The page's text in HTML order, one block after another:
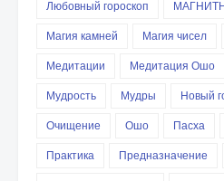
Любовный гороскоп
Магия камней
Магия чисел
Медитации
Медитация Ошо
Мудрость
Мудры Новый
Очищение
Ошо Пасха
Практика
Предназначение